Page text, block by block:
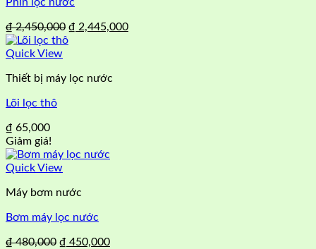
₫2,450,000 Giá
gốc
₫ 2,445,000Giá
Quick View
Thiết bị máy lọc nước
Lõi lọc thô
₫ 65,000
Giảm giá!
Quick View
Máy bơm nước
Bơm máy lọc nước
₫480,000 Giá
₫ 450,000Giá